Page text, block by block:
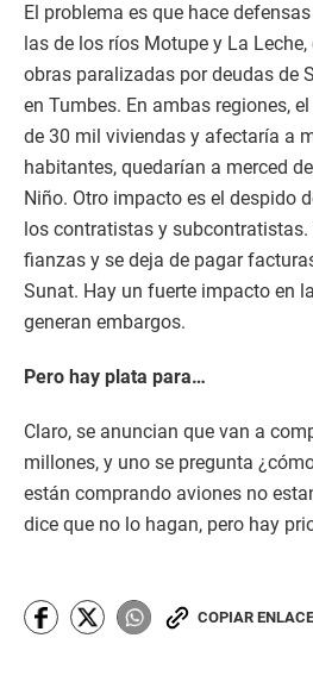
El problema es que hace
las de los ríos Motupe y La
obras paralizadas por deudas de
en Tumbes. En ambas regiones,
de 30 mil viviendas y afectaría a
habitantes, quedarían a merced
Niño. Otro impacto es el despido
los contratistas y
fianzas y se deja de pagar
Sunat. Hay un fuerte impacto en
generan embargos.
Pero hay plata para…
Claro, se anuncian que van a
millones, y uno se pregunta
están comprando aviones no
dice que no lo hagan, pero hay
COPIAR ENLACE